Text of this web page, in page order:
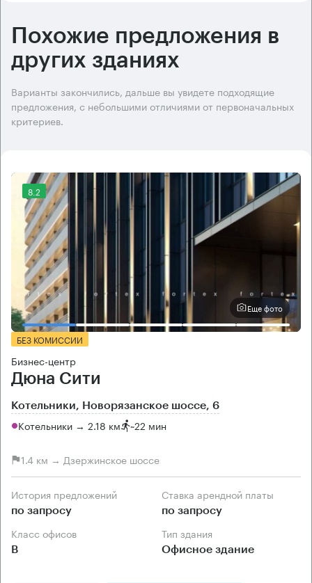
Похожие предложения в
других зданиях
Варианты закончились, дальше вы увидете подходящие
предложения, с небольшими отличиями от первоначальных
критериев.
8.2
Еще фото
БЕЗ КОМИССИИ
Бизнес-центр
Дюна Сити
Котельники, Новорязанское шоссе, 6
Котельники → 2.18 км ~22 мин
1.4 км → Дзержинское шоссе
История предложений
по запросу
Ставка арендной платы
по запросу
Класс офисов
B
Тип здания
Офисное здание